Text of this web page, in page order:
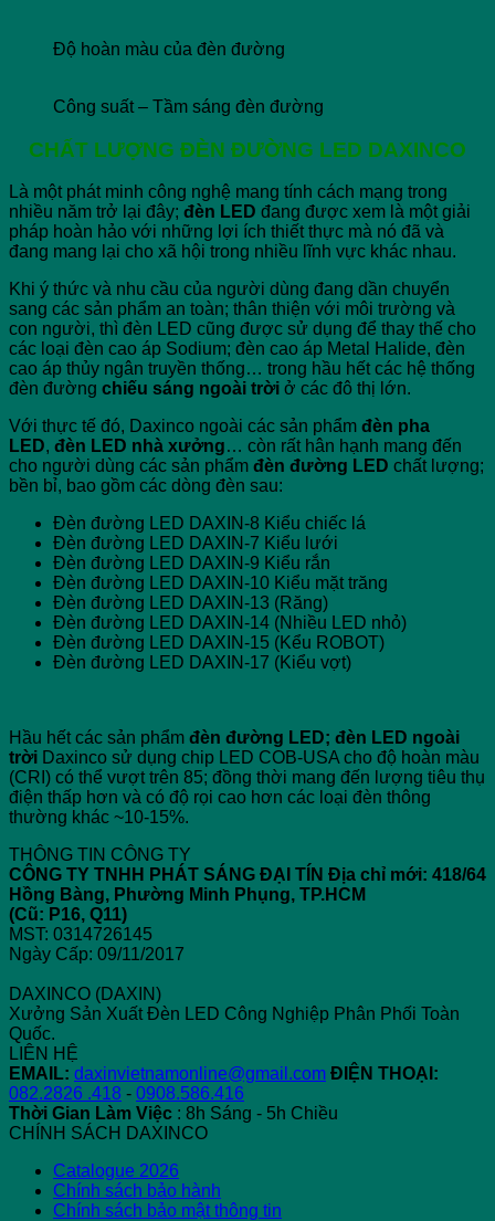
Độ hoàn màu của đèn đường
Công suất – Tầm sáng đèn đường
CHẤT LƯỢNG ĐÈN ĐƯỜNG LED DAXINCO
Là một phát minh công nghệ mang tính cách mạng trong
nhiều năm trở lại đây; đèn LED đang được xem là một giải
pháp hoàn hảo với những lợi ích thiết thực mà nó đã và
đang mang lại cho xã hội trong nhiều lĩnh vực khác nhau.
Khi ý thức và nhu cầu của người dùng đang dần chuyển
sang các sản phẩm an toàn; thân thiện với môi trường và
con người, thì đèn LED cũng được sử dụng để thay thế cho
các loại đèn cao áp Sodium; đèn cao áp Metal Halide, đèn
cao áp thủy ngân truyền thống… trong hầu hết các hệ thống
đèn đường chiếu sáng ngoài trời ở các đô thị lớn.
Với thực tế đó, Daxinco ngoài các sản phẩm đèn pha
LED, đèn LED nhà xưởng… còn rất hân hạnh mang đến
cho người dùng các sản phẩm đèn đường LED chất lượng;
bền bỉ, bao gồm các dòng đèn sau:
Đèn đường LED DAXIN-8 Kiểu chiếc lá
Đèn đường LED DAXIN-7 Kiểu lưới
Đèn đường LED DAXIN-9 Kiểu rắn
Đèn đường LED DAXIN-10 Kiểu mặt trăng
Đèn đường LED DAXIN-13 (Răng)
Đèn đường LED DAXIN-14 (Nhiều LED nhỏ)
Đèn đường LED DAXIN-15 (Kểu ROBOT)
Đèn đường LED DAXIN-17 (Kiểu vợt)
Hầu hết các sản phẩm đèn đường LED; đèn LED ngoài
trời Daxinco sử dụng chip LED COB-USA cho độ hoàn màu
(CRI) có thể vượt trên 85; đồng thời mang đến lượng tiêu thụ
điện thấp hơn và có độ rọi cao hơn các loại đèn thông
thường khác ~10-15%.
THÔNG TIN CÔNG TY
CÔNG TY TNHH PHÁT SÁNG ĐẠI TÍN Địa chỉ mới: 418/64
Hồng Bàng, Phường Minh Phụng, TP.HCM
(Cũ: P16, Q11)
MST: 0314726145
Ngày Cấp: 09/11/2017
DAXINCO (DAXIN)
Xưởng Sản Xuất Đèn LED Công Nghiệp Phân Phối Toàn
Quốc.
LIÊN HỆ
EMAIL: daxinvietnamonline@gmail.com ĐIỆN THOẠI:
082.2826 .418 - 0908.586.416
Thời Gian Làm Việc : 8h Sáng - 5h Chiều
CHÍNH SÁCH DAXINCO
Catalogue 2026
Chính sách bảo hành
Chính sách bảo mật thông tin